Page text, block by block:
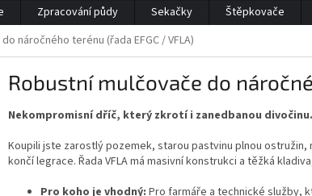
Zpracování půdy Sekačky Štěpkovače
náročného terénu (řada EFGC / VFLA)
Robustní mulčovače do
Nekompromisní dříč, který zkrotí i zanedbanou divočinu.
Koupili jste zarostlý pozemek, starou pastvinu plnou
končí legrace. Řada VFLA má masivní konstrukci a těžká
Pro koho je vhodný: Pro farmáře a technické služby,